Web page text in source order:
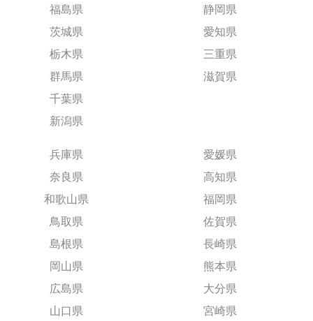
福島県
茨城県
栃木県
群馬県
千葉県
新潟県
静岡県
愛知県
三重県
滋賀県
兵庫県
奈良県
和歌山県
鳥取県
島根県
岡山県
広島県
山口県
愛媛県
高知県
福岡県
佐賀県
長崎県
熊本県
大分県
宮崎県